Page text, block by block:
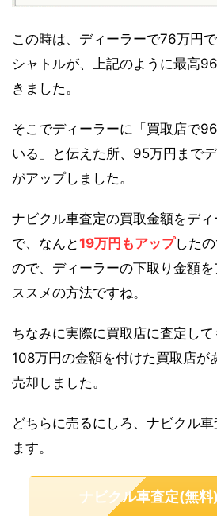
この時は、ディーラーで76万円
シャトルが、上記のように最高
きました。
そこでディーラーに「買取店で
いる」と伝えた所、95万円まで
がアップしました。
ナビクル車査定の買取金額をデ
で、なんと19万円もアップした
ので、ディーラーの下取り金額
ススメの方法ですね。
ちなみに実際に買取店に査定し
108万円の金額を付けた買取店が
売却しました。
どちらに売るにしろ、ナビクル
ます。
ナビクル車査定(無料